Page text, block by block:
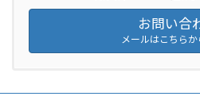
お問い合
メールはこちらか